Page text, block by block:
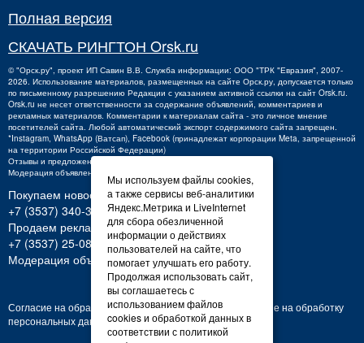
Полная версия
СКАЧАТЬ РИНГТОН Orsk.ru
©"Орск.ру" , проект ИП Савин В.В. Служба информации: ООО "ТРК "Евразия", 2007-
2026. Использование материалов, размещенных на сайте Орск.ру, допускается только
по письменному разрешению Редакции с указанием активной ссылки на сайт Orsk.ru.
Orsk.ru не несет ответственности за содержание объявлений, комментариев и
рекламных материалов. Комментарии к материалам сайта - это личное мнение
посетителей сайта. Любой автоматический экспорт содержимого сайта запрещен.
*Instagram, WhatsApp (Ватсап), Facebook (принадлежат корпорации Meta, запрещенной
на территории Российской Федерации)
Отзывы и предложения о работе портала:
Модерация объявлений +7 (3537) 32-71-28
Покупаем новости:
+7 (3537) 340-300,340300@orsk.ru
Продаем рекламу:
+7 (3537) 25-08-07;250807@orsk.ru
Модерация объявлений: +7 (3537) 32-71-28
Согласие на обработку персональных данных
Согласие на обработку
персональных данных
Мы используем файлы cookies,
а также сервисы веб-аналитики
Яндекс.Метрика и LiveInternet
для сбора обезличенной
информации о действиях
пользователей на сайте, что
помогает улучшать его работу.
Продолжая использовать сайт,
вы соглашаетесь с
использованием файлов
cookies и обработкой данных в
соответствии с политикой